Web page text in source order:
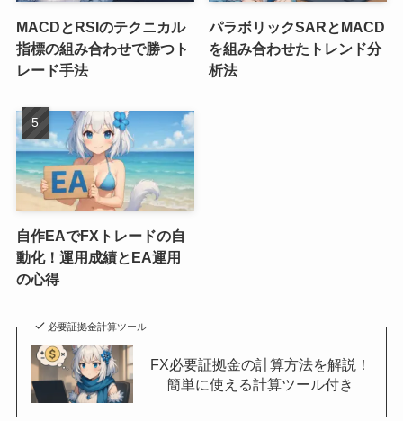
MACDとRSIのテクニカル
指標の組み合わせで勝つト
レード手法
パラボリックSARとMACD
を組み合わせたトレンド分
析法
自作EAでFXトレードの自
動化！運用成績とEA運用
の心得
必要証拠金計算ツール
FX必要証拠金の計算方法を解説！
簡単に使える計算ツール付き